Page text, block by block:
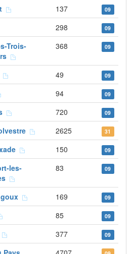
137 09
298 09
Trois-
368 09
49 09
94 09
720 09
2625 31
150 09
les-
83 09
169 09
85 09
377 09